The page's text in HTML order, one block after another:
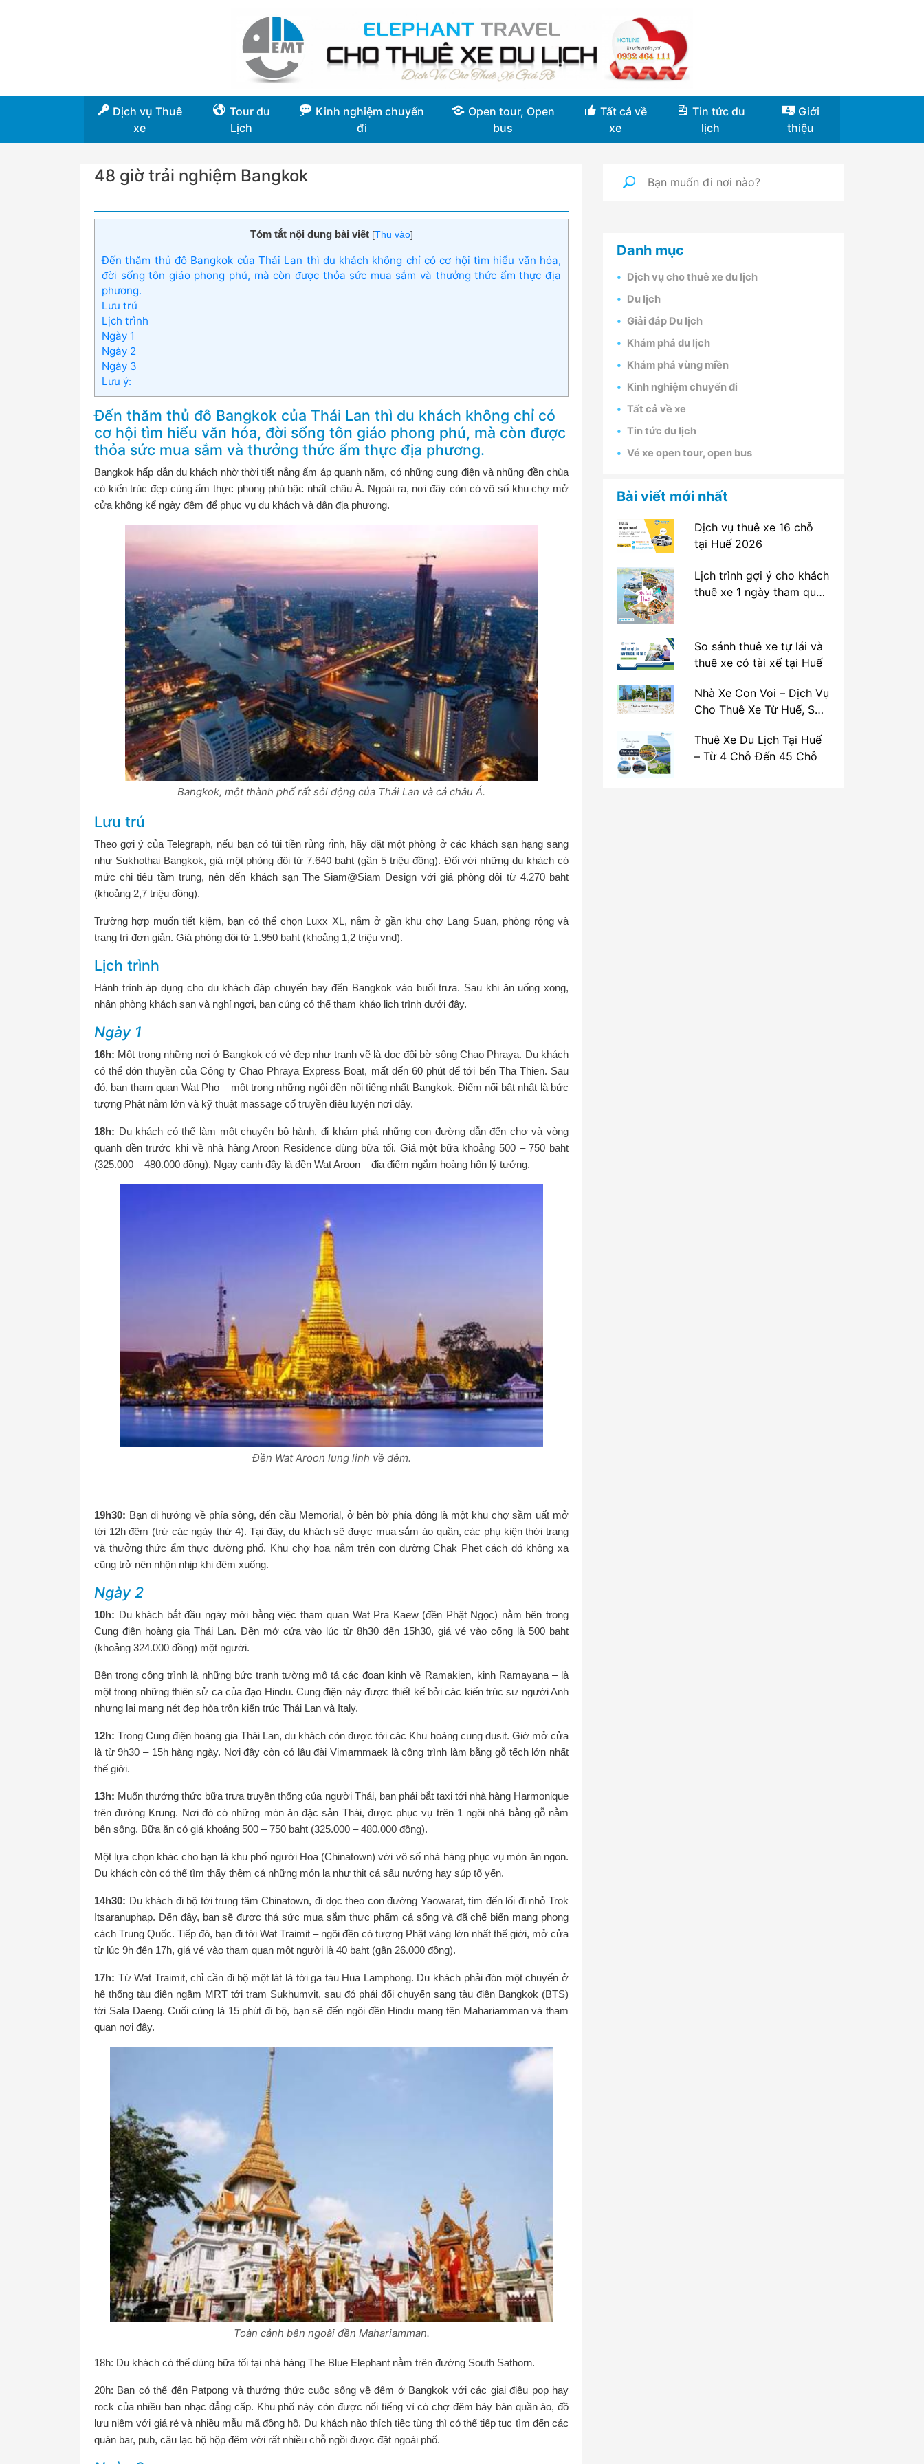
Dịch vụ Thuê
xe
Tour du
Lịch
Kinh nghiệm chuyến
đi
Open tour, Open
bus
Tất cả về
xe
Tin tức du
lịch
Giới
thiệu
48 giờ trải nghiệm Bangkok
Tóm tắt nội dung bài viết [Thu vào]
Đến thăm thủ đô Bangkok của Thái Lan thì du khách không chỉ có cơ hội tìm hiểu văn hóa,
đời sống tôn giáo phong phú, mà còn được thỏa sức mua sắm và thưởng thức ẩm thực địa
phương.
Lưu trú
Lịch trình
Ngày 1
Ngày 2
Ngày 3
Lưu ý:
Đến thăm thủ đô Bangkok của Thái Lan thì du khách không chỉ có
cơ hội tìm hiểu văn hóa, đời sống tôn giáo phong phú, mà còn được
thỏa sức mua sắm và thưởng thức ẩm thực địa phương.
Bangkok hấp dẫn du khách nhờ thời tiết nắng ấm áp quanh năm, có những cung điện và nhũng đền chùa
có kiến trúc đẹp cùng ẩm thực phong phú bậc nhất châu Á. Ngoài ra, nơi đây còn có vô số khu chợ mở
cửa không kể ngày đêm để phục vụ du khách và dân địa phương.
Bangkok, một thành phố rất sôi động của Thái Lan và cả châu Á.
Lưu trú
Theo gợi ý của Telegraph, nếu bạn có túi tiền rủng rỉnh, hãy đặt một phòng ở các khách sạn hạng sang
như Sukhothai Bangkok, giá một phòng đôi từ 7.640 baht (gần 5 triệu đồng). Đối với những du khách có
mức chi tiêu tầm trung, nên đến khách sạn The Siam@Siam Design với giá phòng đôi từ 4.270 baht
(khoảng 2,7 triệu đồng).
Trường hợp muốn tiết kiệm, bạn có thể chọn Luxx XL, nằm ở gần khu chợ Lang Suan, phòng rộng và
trang trí đơn giản. Giá phòng đôi từ 1.950 baht (khoảng 1,2 triệu vnd).
Lịch trình
Hành trình áp dụng cho du khách đáp chuyến bay đến Bangkok vào buổi trưa. Sau khi ăn uống xong,
nhận phòng khách sạn và nghỉ ngơi, bạn củng có thể tham khảo lịch trình dưới đây.
Ngày 1
16h: Một trong những nơi ở Bangkok có vẻ đẹp như tranh vẽ là dọc đôi bờ sông Chao Phraya. Du khách
có thể đón thuyền của Công ty Chao Phraya Express Boat, mất đến 60 phút để tới bến Tha Thien. Sau
đó, bạn tham quan Wat Pho – một trong những ngôi đền nổi tiếng nhất Bangkok. Điểm nổi bật nhất là bức
tượng Phật nằm lớn và kỹ thuật massage cổ truyền điêu luyện nơi đây.
18h: Du khách có thể làm một chuyến bộ hành, đi khám phá những con đường dẫn đến chợ và vòng
quanh đền trước khi về nhà hàng Aroon Residence dùng bữa tối. Giá một bữa khoảng 500 – 750 baht
(325.000 – 480.000 đồng). Ngay cạnh đây là đền Wat Aroon – địa điểm ngắm hoàng hôn lý tưởng.
Đền Wat Aroon lung linh về đêm.
19h30: Bạn đi hướng về phía sông, đến cầu Memorial, ở bên bờ phía đông là một khu chợ sầm uất mở
tới 12h đêm (trừ các ngày thứ 4). Tại đây, du khách sẽ được mua sắm áo quần, các phụ kiện thời trang
và thưởng thức ẩm thực đường phố. Khu chợ hoa nằm trên con đường Chak Phet cách đó không xa
cũng trở nên nhộn nhịp khi đêm xuống.
Ngày 2
10h: Du khách bắt đầu ngày mới bằng việc tham quan Wat Pra Kaew (đền Phật Ngọc) nằm bên trong
Cung điện hoàng gia Thái Lan. Đền mở cửa vào lúc từ 8h30 đến 15h30, giá vé vào cổng là 500 baht
(khoảng 324.000 đồng) một người.
Bên trong công trình là những bức tranh tường mô tả các đoạn kinh về Ramakien, kinh Ramayana – là
một trong những thiên sử ca của đạo Hindu. Cung điện này được thiết kế bởi các kiến trúc sư người Anh
nhưng lại mang nét đẹp hòa trộn kiến trúc Thái Lan và Italy.
12h: Trong Cung điện hoàng gia Thái Lan, du khách còn được tới các Khu hoàng cung dusit. Giờ mở cửa
là từ 9h30 – 15h hàng ngày. Nơi đây còn có lâu đài Vimarnmaek là công trình làm bằng gỗ tếch lớn nhất
thế giới.
13h: Muốn thưởng thức bữa trưa truyền thống của người Thái, bạn phải bắt taxi tới nhà hàng Harmonique
trên đường Krung. Nơi đó có những món ăn đặc sản Thái, được phục vụ trên 1 ngôi nhà bằng gỗ nằm
bên sông. Bữa ăn có giá khoảng 500 – 750 baht (325.000 – 480.000 đồng).
Một lựa chọn khác cho bạn là khu phố người Hoa (Chinatown) với vô số nhà hàng phục vụ món ăn ngon.
Du khách còn có thể tìm thấy thêm cả những món lạ như thịt cá sấu nướng hay súp tổ yến.
14h30: Du khách đi bộ tới trung tâm Chinatown, đi dọc theo con đường Yaowarat, tìm đến lối đi nhỏ Trok
Itsaranuphap. Đến đây, bạn sẽ được thả sức mua sắm thực phẩm cả sống và đã chế biến mang phong
cách Trung Quốc. Tiếp đó, bạn đi tới Wat Traimit – ngôi đền có tượng Phật vàng lớn nhất thế giới, mở cửa
từ lúc 9h đến 17h, giá vé vào tham quan một người là 40 baht (gần 26.000 đồng).
17h: Từ Wat Traimit, chỉ cần đi bộ một lát là tới ga tàu Hua Lamphong. Du khách phải đón một chuyến ở
hệ thống tàu điện ngầm MRT tới trạm Sukhumvit, sau đó phải đổi chuyến sang tàu điện Bangkok (BTS)
tới Sala Daeng. Cuối cùng là 15 phút đi bộ, bạn sẽ đến ngôi đền Hindu mang tên Mahariamman và tham
quan nơi đây.
Toàn cảnh bên ngoài đền Mahariamman.
18h: Du khách có thể dùng bữa tối tại nhà hàng The Blue Elephant nằm trên đường South Sathorn.
20h: Bạn có thể đến Patpong và thưởng thức cuộc sống về đêm ở Bangkok với các giai điệu pop hay
rock của nhiều ban nhạc đẳng cấp. Khu phố này còn được nổi tiếng vì có chợ đêm bày bán quần áo, đồ
lưu niệm với giá rẻ và nhiều mẫu mã đồng hồ. Du khách nào thích tiệc tùng thì có thể tiếp tục tìm đến các
quán bar, pub, câu lạc bộ hộp đêm với rất nhiều chỗ ngồi được đặt ngoài phố.
Danh mục
Dịch vụ cho thuê xe du lịch
Du lịch
Giải đáp Du lịch
Khám phá du lịch
Khám phá vùng miền
Kinh nghiệm chuyến đi
Tất cả về xe
Tin tức du lịch
Vé xe open tour, open bus
Bài viết mới nhất
Dịch vụ thuê xe 16 chỗ
tại Huế 2026
Lịch trình gợi ý cho khách
thuê xe 1 ngày tham quan
So sánh thuê xe tự lái và
thuê xe có tài xế tại Huế
Nhà Xe Con Voi – Dịch Vụ
Cho Thuê Xe Từ Huế, Sân
La Vang
Thuê Xe Du Lịch Tại Huế
– Từ 4 Chỗ Đến 45 Chỗ